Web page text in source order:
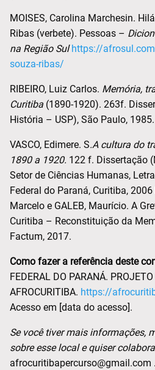
MOISES, Carolina Marchesin.
Ribas (verbete). Pessoas –
na Região Sul https://
souza-ribas/
RIBEIRO, Luiz Carlos. Memória,
Curitiba (1890-1920). 263f.
História – USP), São Paulo, 1985.
VASCO, Edimere. S.A cultura do
1890 a 1920. 122 f. Dissertação
Setor de Ciências Humanas,
Federal do Paraná, Curitiba, 2006
Marcelo e GALEB, Maurício. A
Curitiba – Reconstituição da
Factum, 2017.
Como fazer a referência deste
FEDERAL DO PARANÁ.
AFROCURITIBA. https://
Acesso em [data do acesso].
Se você tiver mais informações,
sobre esse local e quiser
afrocuritibapercurso@gmail.com .